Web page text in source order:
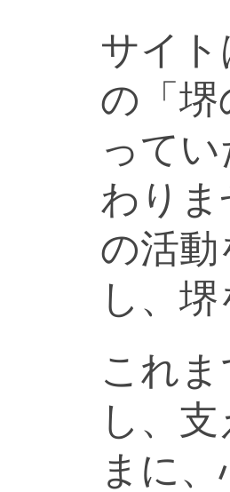
サイ
の「
って
わり
の活動
し、
これ
し、
まに